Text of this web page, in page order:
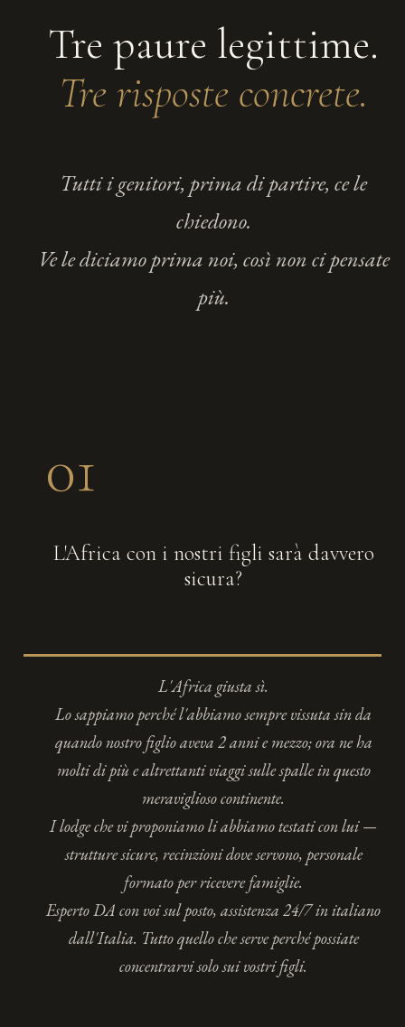
Tre paure legittime.
Tre risposte concrete.
Tutti i genitori, prima di partire, ce le
chiedono.
Ve le diciamo prima noi, così non ci pensate
più.
01
L'Africa con i nostri figli sarà davvero
sicura?
L'Africa giusta sì.
Lo sappiamo perché l'abbiamo sempre vissuta sin da
quando nostro figlio aveva 2 anni e mezzo; ora ne ha
molti di più e altrettanti viaggi sulle spalle in questo
meraviglioso continente.
I lodge che vi proponiamo li abbiamo testati con lui —
strutture sicure, recinzioni dove servono, personale
formato per ricevere famiglie.
Esperto DA con voi sul posto, assistenza 24/7 in italiano
dall'Italia. Tutto quello che serve perché possiate
concentrarvi solo sui vostri figli.